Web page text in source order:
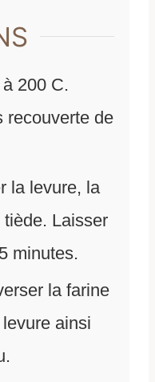
200 C.
recouverte de
la levure, la
Laisser
minutes.
la farine
ainsi